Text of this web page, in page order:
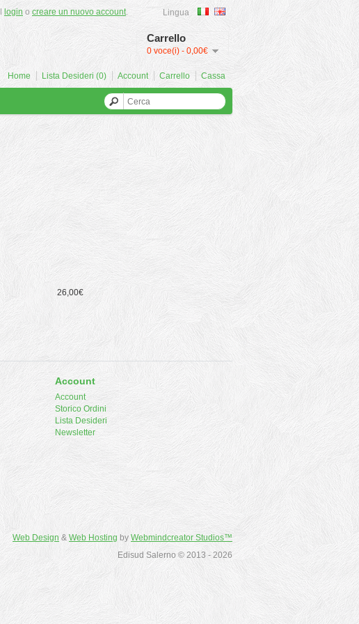
Lingua
Carrello
0 voce(i) - 0,00€
login o creare un nuovo account.
Home Lista Desideri (0) Account Carrello Cassa
26,00€
Account
Account
Storico Ordini
Lista Desideri
Newsletter
Web Design & Web Hosting by Webmindcreator Studios™
Edisud Salerno © 2013 - 2026